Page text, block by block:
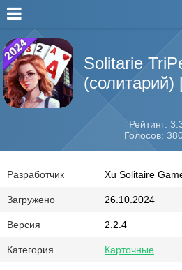
Solitarie
Рейтинг:
Голосов:
Разработчик Xu Solitaire
Загружено 26.10.2024
Версия 2.2.4
Категория Карточные